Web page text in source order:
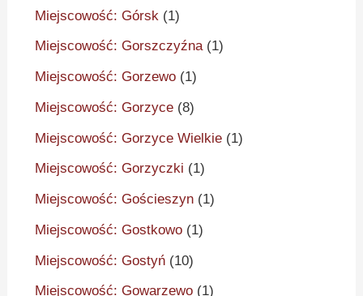
Miejscowość: Górsk (1)
Miejscowość: Gorszczyźna(1)
Miejscowość: Gorzewo (1)
Miejscowość: Gorzyce (8)
Miejscowość: Gorzyce Wielkie (1)
Miejscowość: Gorzyczki (1)
Miejscowość: Gościeszyn (1)
Miejscowość: Gostkowo (1)
Miejscowość: Gostyń (10)
Miejscowość: Gowarzewo (1)